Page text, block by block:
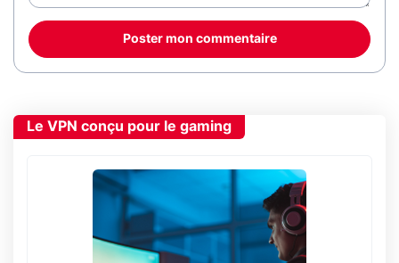
Poster mon commentaire
Le VPN conçu pour le gaming